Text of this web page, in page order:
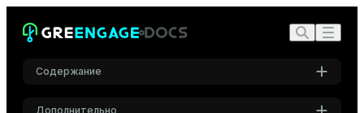
Содержание
Дополнительно